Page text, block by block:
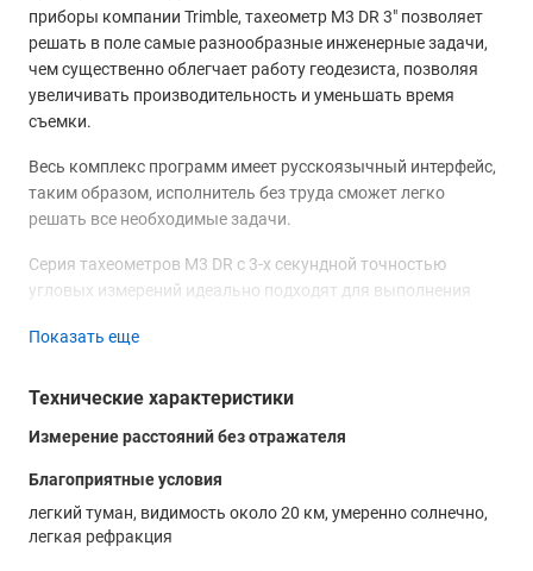
приборы компании Trimble, тахеометр M3 DR 3" позволяет
решать в поле самые разнообразные инженерные задачи,
чем существенно облегчает работу геодезиста, позволяя
увеличивать производительность и уменьшать время
съемки.
Весь комплекс программ имеет русскоязычный интерфейс,
таким образом, исполнитель без труда сможет легко
решать все необходимые задачи.
Серия тахеометров M3 DR с 3-х секундной точностью
угловых измерений идеально подходят для выполнения
землеустроительных и других изысканий,
Тщательно продуманное управление в сочетании со
всемирно известной оптикой обеспечивает необычайно
высокое качество измерений и поразительную точность
Мощнейший дальномер импульсного типа Trimble DR,
используемый в тахеометрах M3 DR 3", обеспечивает
Показать еще
Технические характеристики
Измерение расстояний без отражателя
Благоприятные условия
легкий туман, видимость около 20 км, умеренно солнечно,
легкая рефракция